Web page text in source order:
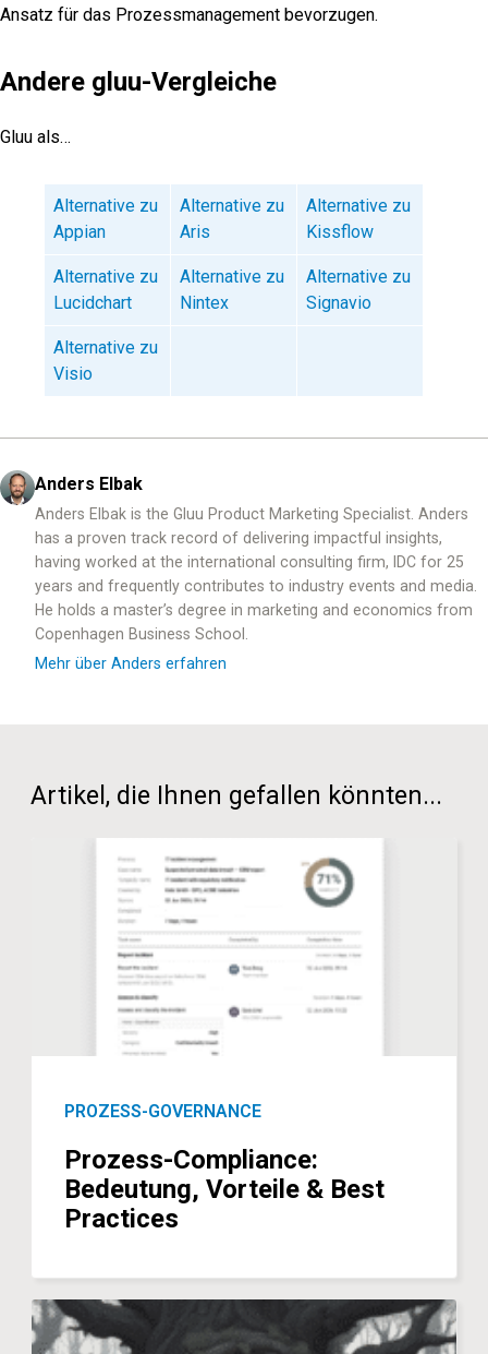
Ansatz für das Prozessmanagement bevorzugen.
Andere gluu-Vergleiche
Gluu als…
Alternative zu
Appian
Alternative zu
Aris
Alternative zu
Kissflow
Alternative zu
Lucidchart
Alternative zu
Nintex
Alternative zu
Signavio
Alternative zu
Visio
Anders Elbak
Anders Elbak is the Gluu Product Marketing Specialist. Anders
has a proven track record of delivering impactful insights,
having worked at the international consulting firm, IDC for 25
years and frequently contributes to industry events and media.
He holds a master’s degree in marketing and economics from
Copenhagen Business School.
Mehr über Anders erfahren
Artikel, die Ihnen gefallen könnten...
PROZESS-GOVERNANCE
Prozess-Compliance:
Bedeutung, Vorteile & Best
Practices